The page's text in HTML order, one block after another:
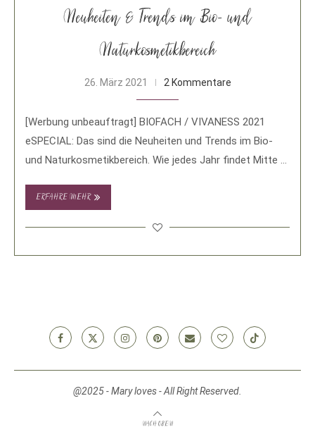
Neuheiten & Trends im Bio- und
Naturkosmetikbereich
26. März 2021 2 Kommentare
[Werbung unbeauftragt] BIOFACH / VIVANESS 2021
eSPECIAL: Das sind die Neuheiten und Trends im Bio-
und Naturkosmetikbereich. Wie jedes Jahr findet Mitte …
ERFAHRE MEHR
@2025 - Mary loves - All Right Reserved.
NACH OBEN